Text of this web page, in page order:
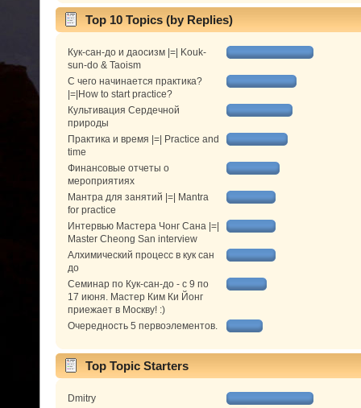
Top 10 Topics (by Replies)
Кук-сан-до и даосизм |=| Kouk-
sun-do & Taoism
С чего начинается практика?
|=|How to start practice?
Культивация Сердечной
природы
Практика и время |=| Practice and
time
Финансовые отчеты о
мероприятиях
Мантра для занятий |=| Mantra
for practice
Интервью Мастера Чонг Сана |=|
Master Cheong San interview
Алхимический процесс в кук сан
до
Семинар по Кук-сан-до - с 9 по
17 июня. Мастер Ким Ки Йонг
приежает в Москву! :)
Очередность 5 первоэлементов.
Top Topic Starters
Dmitry